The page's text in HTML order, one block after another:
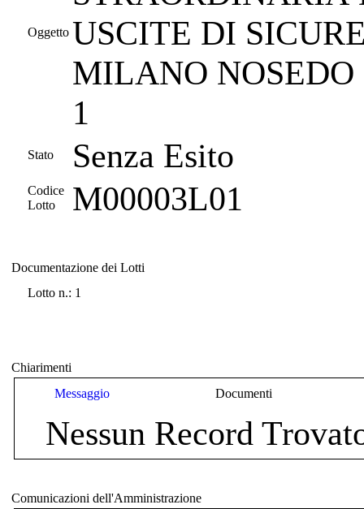
Oggetto USCITE DI
MILANO
1
Stato Senza Esito
Codice
Lotto
M00003L01
Documentazione dei Lotti
Lotto n.: 1
Chiarimenti
Messaggio
Documenti
Nessun Record
Comunicazioni dell'Amministrazione